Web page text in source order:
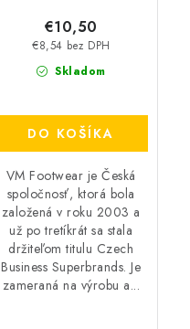
Skladom
€8,54 bez DPH
€10,50
DO KOŠÍKA
VM Footwear je Česká
spoločnosť, ktorá bola
založená v roku 2003 a
už po tretíkrát sa stala
držiteľom titulu Czech
Business Superbrands. Je
zameraná na výrobu a...